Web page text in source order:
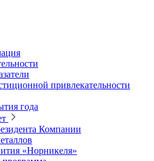
привлекательности
года
Компании
«Норникеля»